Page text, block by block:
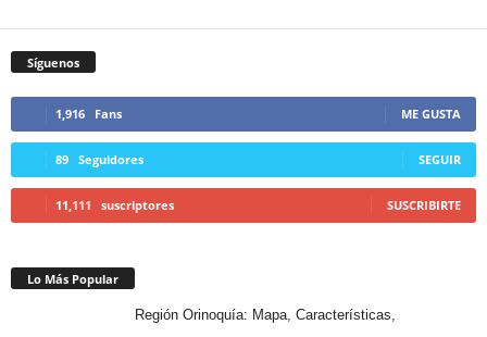
Síguenos
1,916 Fans ME GUSTA
89 Seguidores SEGUIR
11,111 suscriptores SUSCRIBIRTE
Lo Más Popular
Región Orinoquía: Mapa, Características,